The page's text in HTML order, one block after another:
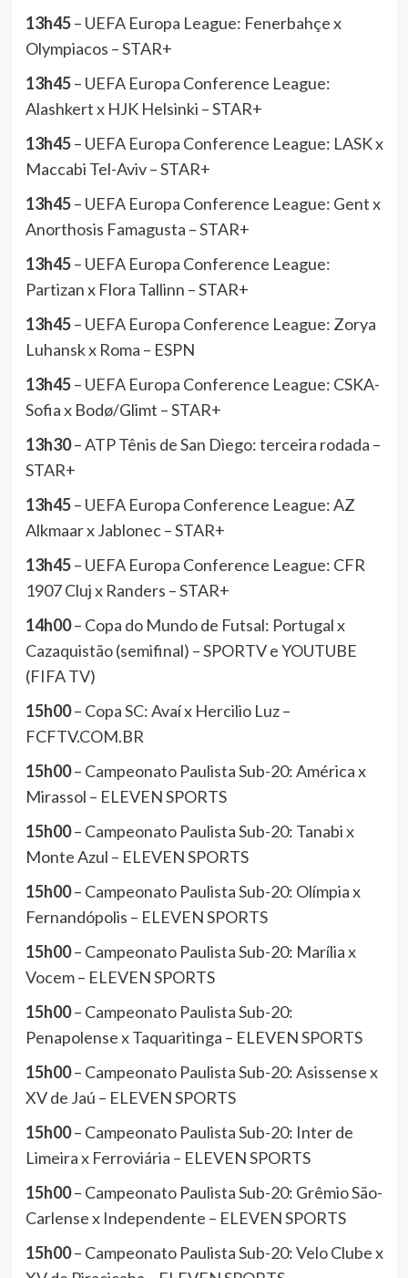
13h45– UEFA Europa League: Fenerbahçe x
Olympiacos – STAR+
13h45– UEFA Europa Conference League:
Alashkert x HJK Helsinki – STAR+
13h45– UEFA Europa Conference League: LASK x
Maccabi Tel-Aviv – STAR+
13h45– UEFA Europa Conference League: Gent x
Anorthosis Famagusta – STAR+
13h45– UEFA Europa Conference League:
Partizan x Flora Tallinn – STAR+
13h45– UEFA Europa Conference League: Zorya
Luhansk x Roma – ESPN
13h45– UEFA Europa Conference League: CSKA-
Sofia x Bodø/Glimt – STAR+
13h30– ATP Tênis de San Diego: terceira rodada –
STAR+
13h45– UEFA Europa Conference League: AZ
Alkmaar x Jablonec – STAR+
13h45– UEFA Europa Conference League: CFR
1907 Cluj x Randers – STAR+
14h00– Copa do Mundo de Futsal: Portugal x
Cazaquistão (semifinal) – SPORTV e YOUTUBE
(FIFA TV)
15h00– Copa SC: Avaí x Hercilio Luz –
FCFTV.COM.BR
15h00– Campeonato Paulista Sub-20: América x
Mirassol – ELEVEN SPORTS
15h00– Campeonato Paulista Sub-20: Tanabi x
Monte Azul – ELEVEN SPORTS
15h00– Campeonato Paulista Sub-20: Olímpia x
Fernandópolis – ELEVEN SPORTS
15h00– Campeonato Paulista Sub-20: Marília x
Vocem – ELEVEN SPORTS
15h00– Campeonato Paulista Sub-20:
Penapolense x Taquaritinga – ELEVEN SPORTS
15h00– Campeonato Paulista Sub-20: Asissense x
XV de Jaú – ELEVEN SPORTS
15h00– Campeonato Paulista Sub-20: Inter de
Limeira x Ferroviária – ELEVEN SPORTS
15h00– Campeonato Paulista Sub-20: Grêmio São-
Carlense x Independente – ELEVEN SPORTS
15h00– Campeonato Paulista Sub-20: Velo Clube x